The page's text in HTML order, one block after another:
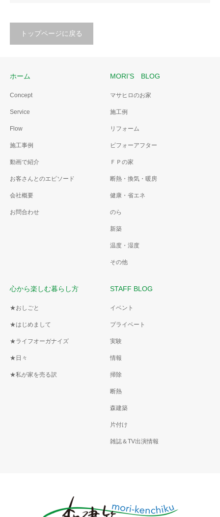
トップページに戻る
ホーム
Concept
Service
Flow
施工事例
動画で紹介
お客さんとのエピソード
会社概要
お問合わせ
MORI’S BLOG
マサヒロのお家
施工例
リフォーム
ビフォーアフター
ＦＰの家
断熱・換気・暖房
健康・省エネ
のら
新築
温度・湿度
その他
心から楽しむ暮らし方
★おしごと
★はじめまして
★ライフオーガナイズ
★日々
★私が家を売る訳
STAFF BLOG
イベント
プライベート
実験
情報
掃除
断熱
森建築
片付け
雑誌＆TV出演情報